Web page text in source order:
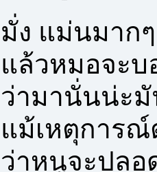
มั่ง แม่นมาก
แล้วหมอจะบ
ว่ามานั่นน่ะมั
แม้เหตุการณ์
ว่าหนูจะปลอ